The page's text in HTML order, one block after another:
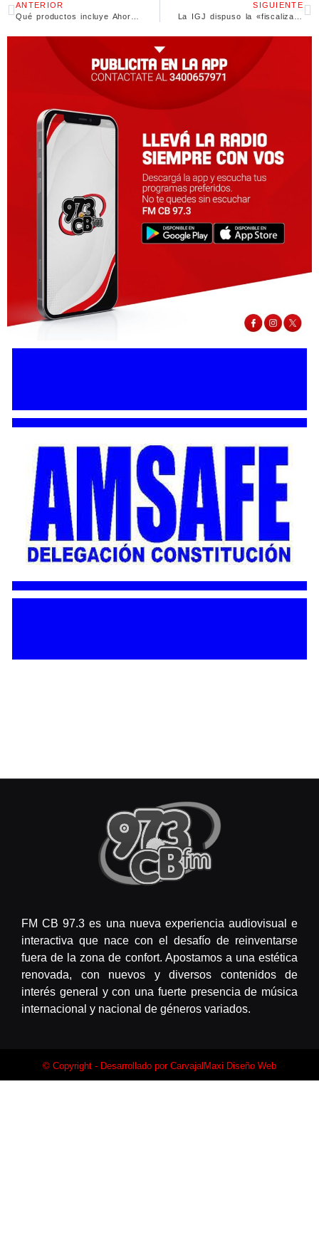
ANTERIOR
Qué productos incluye Ahora 30, cuáles son los montos y dónde adquirirlos
SIGUIENTE
La IGJ dispuso la «fiscalización estatal» de Caputo Hermanos y le impuso una multa
FM CB 97.3 es una nueva experiencia audiovisual e
interactiva que nace con el desafío de reinventarse
fuera de la zona de confort. Apostamos a una estética
renovada, con nuevos y diversos contenidos de
interés general y con una fuerte presencia de música
internacional y nacional de géneros variados.
© Copyright - Desarrollado por CarvajalMaxi Diseño Web